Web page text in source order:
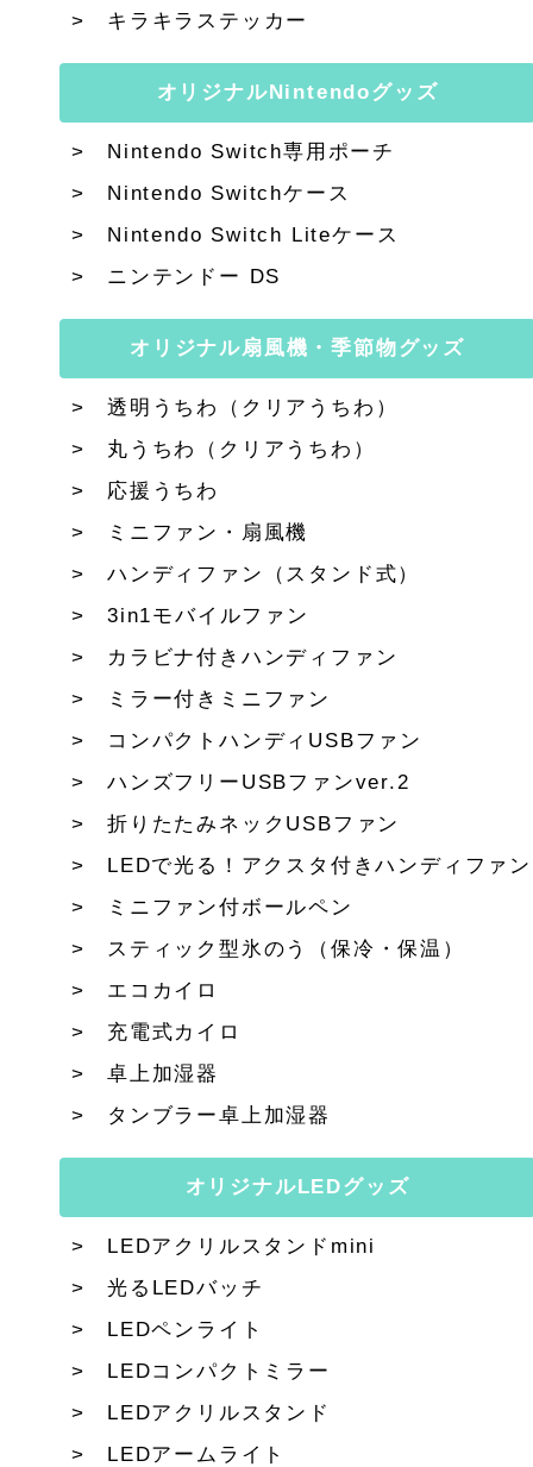
キラキラステッカー
オリジナルNintendoグッズ
Nintendo Switch専用ポーチ
Nintendo Switchケース
Nintendo Switch Liteケース
ニンテンドー DS
オリジナル扇風機・季節物グッズ
透明うちわ（クリアうちわ）
丸うちわ（クリアうちわ）
応援うちわ
ミニファン・扇風機
ハンディファン（スタンド式）
3in1モバイルファン
カラビナ付きハンディファン
ミラー付きミニファン
コンパクトハンディUSBファン
ハンズフリーUSBファンver.2
折りたたみネックUSBファン
LEDで光る！アクスタ付きハンディファン
ミニファン付ボールペン
スティック型氷のう（保冷・保温）
エコカイロ
充電式カイロ
卓上加湿器
タンブラー卓上加湿器
オリジナルLEDグッズ
LEDアクリルスタンドmini
光るLEDバッチ
LEDペンライト
LEDコンパクトミラー
LEDアクリルスタンド
LEDアームライト